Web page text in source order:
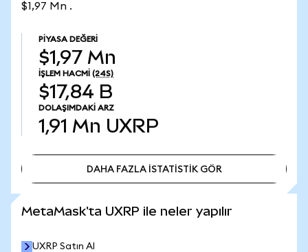
$1,97 Mn .
PIYASA DEĞERI
$1,97 Mn
İŞLEM HACMI (24S)
$17,84 B
DOLAŞIMDAKI ARZ
1,91 Mn UXRP
DAHA FAZLA İSTATİSTİK GÖR
MetaMask'ta UXRP ile neler yapılır
UXRP Satın Al